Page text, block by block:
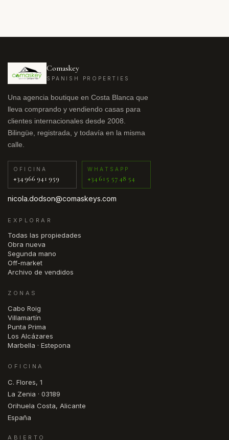
Comaskey
SPANISH PROPERTIES
Una agencia boutique en Costa Blanca que
lleva comprando y vendiendo casas para
clientes internacionales desde 2008.
Bilingüe, registrada, y todavía en la misma
calle.
OFICINA
+34 966 941 959
WHATSAPP
+34 615 57 48 54
nicola.dodson@comaskeys.com
EXPLORAR
Todas las propiedades
Obra nueva
Segunda mano
Off-market
Archivo de vendidos
ZONAS
Cabo Roig
Villamartín
Punta Prima
Los Alcázares
Marbella · Estepona
OFICINA
C. Flores, 1
La Zenia · 03189
Orihuela Costa, Alicante
España
ABIERTO